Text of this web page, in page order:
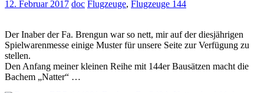
12. Februar 2017 doc Flugzeuge, Flugzeuge 144
Der Inaber der Fa. Brengun war so nett, mir auf der diesjährigen
Spielwarenmesse einige Muster für unsere Seite zur Verfügung zu
stellen.
Den Anfang meiner kleinen Reihe mit 144er Bausätzen macht die
Bachem „Natter“ …